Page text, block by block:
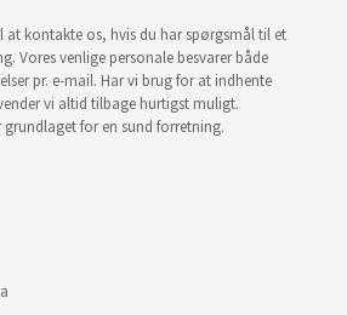
at kontakte os, hvis du har spørgsmål til et
Vores venlige personale besvarer både
pr. e-mail. Har vi brug for at indhente
vi altid tilbage hurtigst muligt.
grundlaget for en sund forretning.